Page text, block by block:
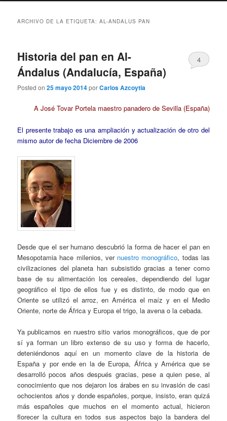
ARCHIVO DE LA ETIQUETA:AL-ANDALUS PAN
Historia del pan en Al-
Ándalus (Andalucía, España)
Posted on25 mayo 2014porCarlos Azcoytia
4
A José Tovar Portela maestro panadero de Sevilla (España)
El presente trabajo es una ampliación y actualización de otro del
mismo autor de fecha Diciembre de 2006
Desde que el ser humano descubrió la forma de hacer el pan en
Mesopotamia hace milenios, ver nuestro monográfico, todas las
civilizaciones del planeta han subsistido gracias a tener como
base de su alimentación los cereales, dependiendo del lugar
geográfico el tipo de ellos fue y es distinto, de modo que en
Oriente se utilizó el arroz, en América el maíz y en el Medio
Oriente, norte de África y Europa el trigo, la avena o la cebada.
Ya publicamos en nuestro sitio varios monográficos, que de por
sí ya forman un libro extenso de su uso y forma de hacerlo,
deteniéndonos aquí en un momento clave de la historia de
España y por ende en la de Europa, África y América que se
desarrolló pocos años después gracias, pese a quien pese, al
conocimiento que nos dejaron los árabes en su invasión de casi
ochocientos años y donde españoles, porque, insisto, eran quizá
más españoles que muchos en el momento actual, hicieron
florecer la cultura en todos sus aspectos bajo la bandera del